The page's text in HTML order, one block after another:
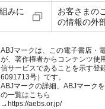
みに
お客さまの
の情報の外
ABJマークは、この電子書店・
が、著作権者からコンテンツ使
信サービスであることを示す登
6091713号）です。
ABJマークの詳細、ABJマーク
の一覧はこちら
→ https://aebs.or.jp/